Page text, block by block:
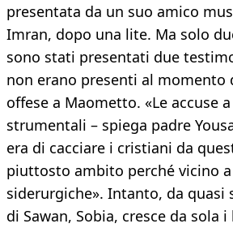
presentata da un suo amico
Imran, dopo una lite. Ma solo
sono stati presentati due
non erano presenti al momento
offese a Maometto. «Le accuse
strumentali – spiega padre
era di cacciare i cristiani da
piuttosto ambito perché vicino
siderurgiche». Intanto, da quasi
di Sawan, Sobia, cresce da sola